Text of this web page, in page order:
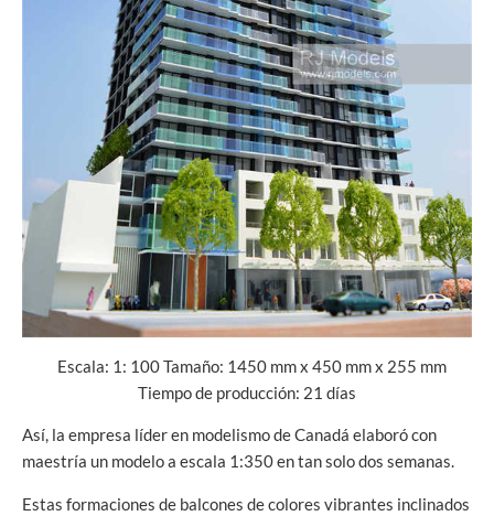
Escala: 1: 100 Tamaño: 1450 mm x 450 mm x 255 mm
Tiempo de producción: 21 días
Así, la empresa líder en modelismo de Canadá elaboró con
maestría un modelo a escala 1:350 en tan solo dos semanas.
Estas formaciones de balcones de colores vibrantes inclinados